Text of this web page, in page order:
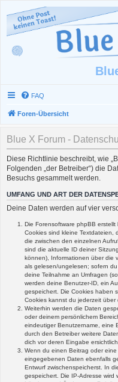
FAQ
Foren-Übersicht
Blue X Forum -
Diese Richtlinie beschreibt, wie
Folgenden „der Betreiber“) die
Besuchs gesammelt werden.
UMFANG UND ART DER
Deine Daten werden auf vier
Die Forensoftware phpBB
Cookies sind kleine Textdateien,
die zwischen den einzelnen
sind die aktuelle ID deiner
können), Informationen über die
als gelesen/ungelesen; sofern
deine Teilnahme an Umfragen
werden deine Benutzer-ID, ein
gespeichert. Die Cookies haben
Cookies kannst du jederzeit über
Weiterhin werden die Daten
oder deinem persönlichem
eindeutiger Benutzername, eine
durch den Betreiber weitere
dich vor deren Eingabe
Wenn du einen Beitrag oder
eingegebenen Daten ebenfalls
Entwurf zwischenspeicherst. In
gespeichert. Die IP-Adresse wird